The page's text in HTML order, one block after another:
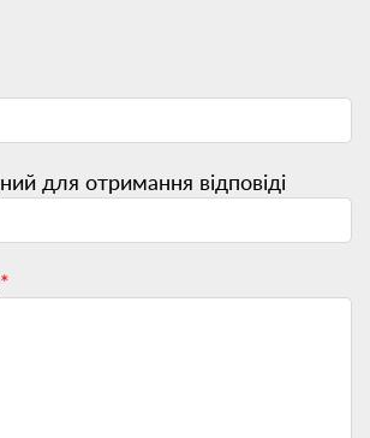
для отримання відповіді
*